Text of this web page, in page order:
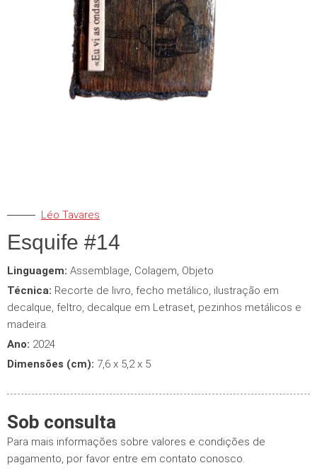
Léo Tavares
Esquife #14
Linguagem: Assemblage, Colagem, Objeto
Técnica: Recorte de livro, fecho metálico, ilustração em
decalque, feltro, decalque em Letraset, pezinhos metálicos e
madeira.
Ano: 2024
Dimensões (cm): 7,6 x 5,2 x 5
Sob consulta
Para mais informações sobre valores e condições de
pagamento, por favor entre em contato conosco.